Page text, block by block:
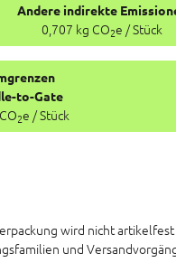
Andere indirekte
0,707 kg CO2e / Stück
to-Gate
2e / Stück
wird nicht
und